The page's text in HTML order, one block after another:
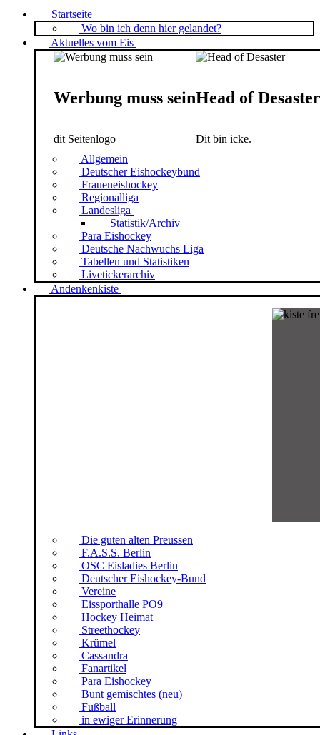
Startseite
Wo bin ich denn hier gelandet?
Aktuelles vom Eis
Werbung muss sein
dit Seitenlogo
Head of Desaster
Dit bin icke.
Allgemein
Deutscher Eishockeybund
Fraueneishockey
Regionalliga
Landesliga
Statistik/Archiv
Para Eishockey
Deutsche Nachwuchs Liga
Tabellen und Statistiken
Livetickerarchiv
Andenkenkiste
Die guten alten Preussen
F.A.S.S. Berlin
OSC Eisladies Berlin
Deutscher Eishockey-Bund
Vereine
Eissporthalle PO9
Hockey Heimat
Streethockey
Krümel
Cassandra
Fanartikel
Para Eishockey
Bunt gemischtes (neu)
Fußball
in ewiger Erinnerung